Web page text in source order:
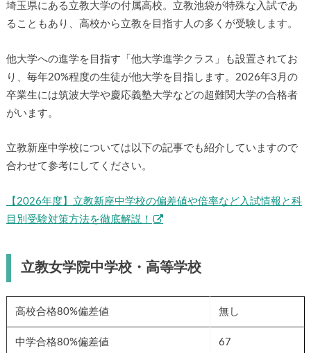
埼玉県にある立教大学の付属高校。立教池袋が特殊な入試であ
ることもあり、高校から立教を目指す人の多くが受験します。
他大学への進学を目指す「他大学進学クラス」も設置されてお
り、毎年20%程度の生徒が他大学を目指します。2026年3月の
卒業生には筑波大学や慶応義塾大学などの超難関大学の合格者
がいます。
立教新座中学校については以下の記事でも紹介していますので
合わせて参考にしてください。
【2026年度】立教新座中学校の偏差値や倍率など入試情報と科
目別受験対策方法を徹底解説！
立教女学院中学校・高等学校
高校合格80%偏差値 無し
中学合格80%偏差値 67